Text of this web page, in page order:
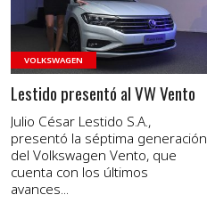
VOLKSWAGEN
Lestido presentó al VW Vento
Julio César Lestido S.A.,
presentó la séptima generación
del Volkswagen Vento, que
cuenta con los últimos
avances...